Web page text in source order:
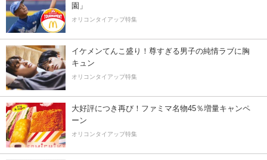
園」
オリコンタイアップ特集
イケメンてんこ盛り！尊すぎる男子の純情ラブに胸
キュン
オリコンタイアップ特集
大好評につき再び！ファミマ名物45％増量キャンペ
ーン
オリコンタイアップ特集